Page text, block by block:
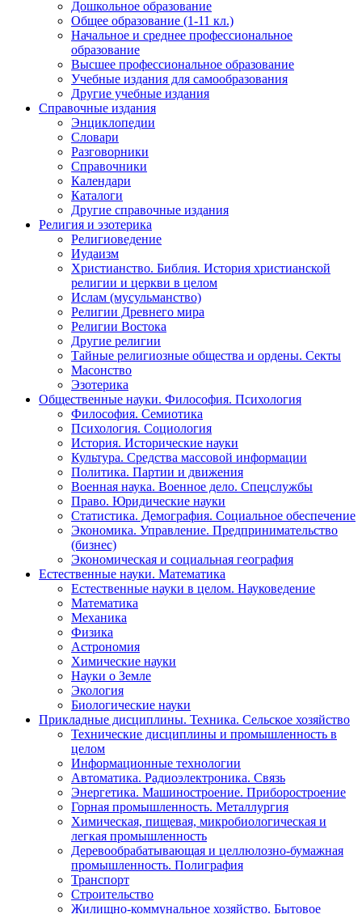
Дошкольное образование
Общее образование (1-11 кл.)
Начальное и среднее профессиональное
образование
Высшее профессиональное образование
Учебные издания для самообразования
Другие учебные издания
Справочные издания
Энциклопедии
Словари
Разговорники
Справочники
Календари
Каталоги
Другие справочные издания
Религия и эзотерика
Религиоведение
Иудаизм
Христианство. Библия. История христианской
религии и церкви в целом
Ислам (мусульманство)
Религии Древнего мира
Религии Востока
Другие религии
Тайные религиозные общества и ордены. Секты
Масонство
Эзотерика
Общественные науки. Философия. Психология
Философия. Семиотика
Психология. Социология
История. Исторические науки
Культура. Средства массовой информации
Политика. Партии и движения
Военная наука. Военное дело. Спецслужбы
Право. Юридические науки
Статистика. Демография. Социальное обеспечение
Экономика. Управление. Предпринимательство
(бизнес)
Экономическая и социальная география
Естественные науки. Математика
Естественные науки в целом. Науковедение
Математика
Механика
Физика
Астрономия
Химические науки
Науки о Земле
Экология
Биологические науки
Прикладные дисциплины. Техника. Сельское хозяйство
Технические дисциплины и промышленность в
целом
Информационные технологии
Автоматика. Радиоэлектроника. Связь
Энергетика. Машиностроение. Приборостроение
Горная промышленность. Металлургия
Химическая, пищевая, микробиологическая и
легкая промышленность
Деревообрабатывающая и целлюлозно-бумажная
промышленность. Полиграфия
Транспорт
Строительство
Жилищно-коммунальное хозяйство. Бытовое